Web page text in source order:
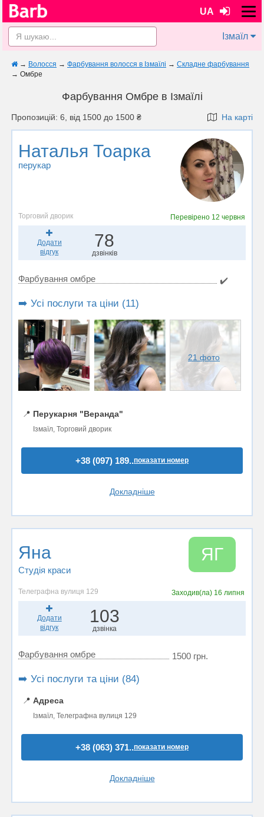
UA
Ізмаїл
→ Волосся → Фарбування волосся в Ізмаїлі → Складне фарбування
→ Омбре
Фарбування Омбре в Ізмаїлі
Пропозицій: 6, від 1500 до 1500 ₴ На карті
Наталья Тоарка
перукар
Торговий дворик Перевірено 12 червня
Додати
відгук
78
дзвінків
Фарбування омбре ✔️
➡️ Усі послуги та ціни (11)
21 фото
📍 Перукарня "Веранда"
Ізмаїл, Торговий дворик
+38 (097) 189..показати номер
Докладніше
Яна
Студія краси
ЯГ
Телеграфна вулиця 129 Заходив(ла) 16 липня
Додати
відгук
103
дзвінка
Фарбування омбре 1500 грн.
➡️ Усі послуги та ціни (84)
📍 Адреса
Ізмаїл, Телеграфна вулиця 129
+38 (063) 371..показати номер
Докладніше